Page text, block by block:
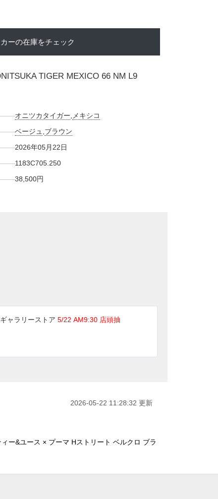
ーの在庫をチェック
TIGER MEXICO 66 NM L9
オニツカタイガー メキシコ
ベージュ ブラウン
2026年05月22日
1183C705.250
38,500円
ャラリーストア 5/22 AM9:30 店頭抽
2026-05-22 11:28:32 更新
ー&ユース × プーマ Hストリート ベルクロ ブラ